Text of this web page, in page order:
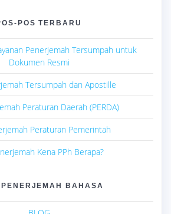
POS TERBARU
Penerjemah Tersumpah untuk
Dokumen Resmi
Tersumpah dan Apostille
Peraturan Daerah (PERDA)
Peraturan Pemerintah
Kena PPh Berapa?
BAHASA